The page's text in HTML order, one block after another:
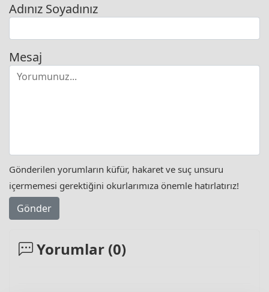
Adınız Soyadınız
Mesaj
Gönderilen yorumların küfür, hakaret ve suç unsuru
içermemesi gerektiğini okurlarımıza önemle hatırlatırız!
Gönder
Yorumlar (0)